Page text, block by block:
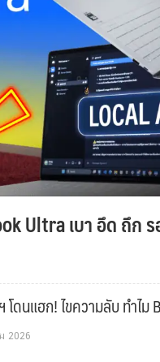
Ultra เบา อึด ถึก
โดนแฮก! ไขความลับ ทำไ
2026